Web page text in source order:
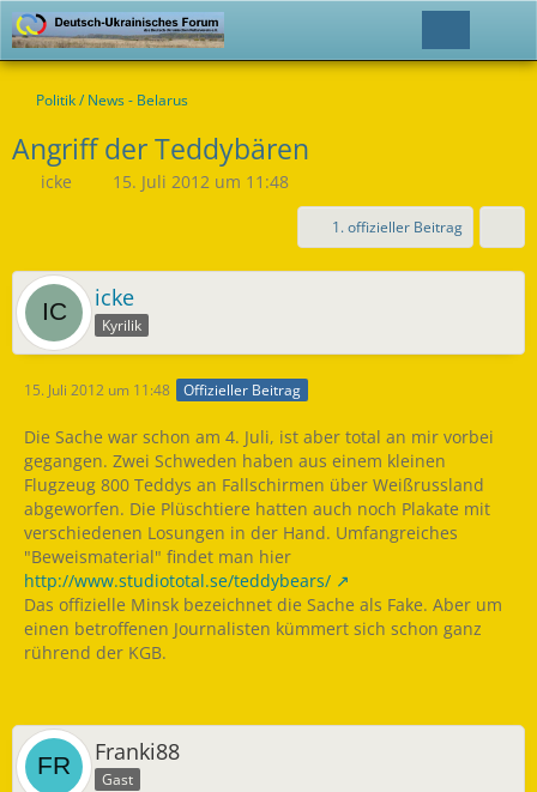
Politik / News - Belarus
Angriff der Teddybären
icke 15. Juli 2012 um 11:48
1. offizieller Beitrag
icke
Kyrilik
15. Juli 2012 um 11:48 Offizieller Beitrag
Die Sache war schon am 4. Juli, ist aber total an mir vorbei
gegangen. Zwei Schweden haben aus einem kleinen
Flugzeug 800 Teddys an Fallschirmen über Weißrussland
abgeworfen. Die Plüschtiere hatten auch noch Plakate mit
verschiedenen Losungen in der Hand. Umfangreiches
"Beweismaterial" findet man hier
http://www.studiototal.se/teddybears/
Das offizielle Minsk bezeichnet die Sache als Fake. Aber um
einen betroffenen Journalisten kümmert sich schon ganz
rührend der KGB.
Franki88
Gast